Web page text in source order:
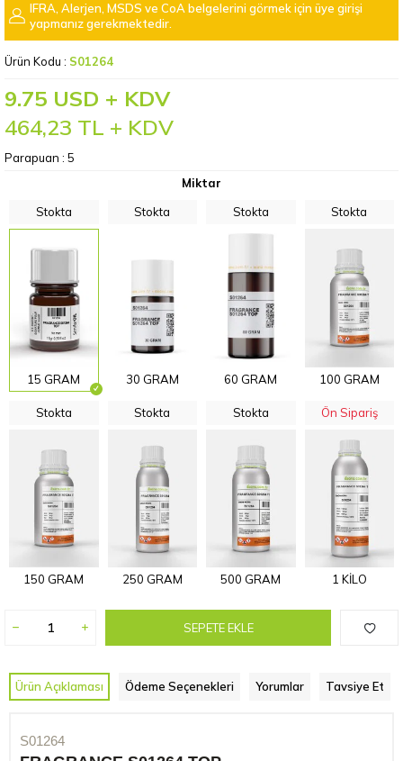
IFRA, Alerjen, MSDS ve CoA belgelerini görmek için üye girişi
yapmanız gerekmektedir.
Ürün Kodu : S01264
9.75 USD + KDV
464,23 TL + KDV
Parapuan : 5
Miktar
Stokta
15 GRAM
Stokta
30 GRAM
Stokta
60 GRAM
Stokta
100 GRAM
Stokta
150 GRAM
Stokta
250 GRAM
Stokta
500 GRAM
Ön Sipariş
1 KİLO
SEPETE EKLE
Ürün Açıklaması Ödeme Seçenekleri Yorumlar Tavsiye Et
S01264